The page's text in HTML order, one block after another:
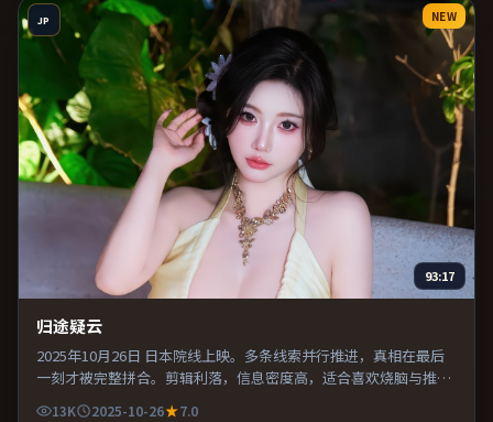
JP NEW
93:17
归途疑云
2025年10月26日 日本院线上映。多条线索并行推进，真相在最后
一刻才被完整拼合。剪辑利落，信息密度高，适合喜欢烧脑与推理
的观众。推荐给偏爱群像戏与命运母题的影迷。
13K 2025-10-26
7.0